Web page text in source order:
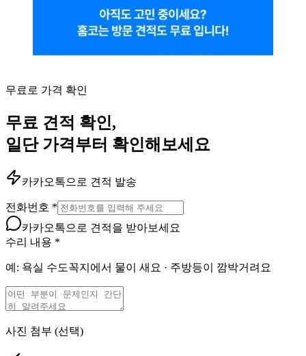
무료로 가격 확인
무료 견적 확인,
일단 가격부터 확인해보세요
카카오톡으로 견적 발송
전화번호 *
카카오톡으로 견적을 받아보세요
수리 내용 *
예: 욕실 수도꼭지에서 물이 새요 · 주방등이 깜박거려요
사진 첨부 (선택)